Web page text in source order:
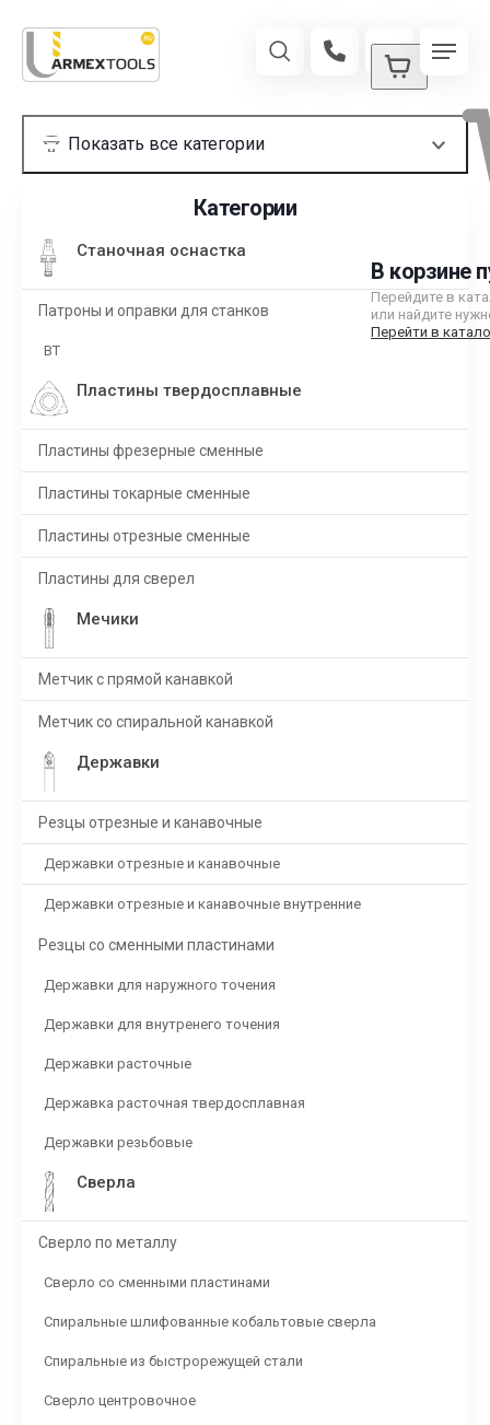
В корзине
Перейдите в
или найдите
Перейти в
Категории
Станочная оснастка
Патроны и оправки для станков
BT
Пластины твердосплавные
Пластины фрезерные сменные
Пластины токарные сменные
Пластины отрезные сменные
Пластины для сверел
Мечики
Метчик с прямой канавкой
Метчик со спиральной канавкой
Державки
Резцы отрезные и канавочные
Державки отрезные и канавочные
Державки отрезные и канавочные внутренние
Резцы со сменными пластинами
Державки для наружного точения
Державки для внутренего точения
Державки расточные
Державка расточная твердосплавная
Державки резьбовые
Сверла
Сверло по металлу
Сверло со сменными пластинами
Спиральные шлифованные кобальтовые сверла
Спиральные из быстрорежущей стали
Сверло центровочное